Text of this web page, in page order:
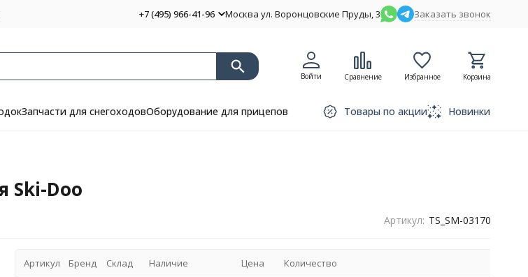
+7 (495) 966-41-96 Москва ул. Воронцовские Пруды, 3 Заказать звонок
Войти Сравнение Избранное Корзина
Запчасти для снегоходовОборудование для прицепов Товары по акции Новинки
Ski-Doo
Артикул: TS_SM-03170
Артикул Бренд Склад Наличие Цена Количество